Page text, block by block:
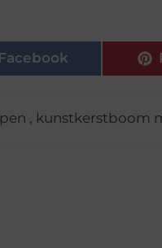
Facebook
, kunstkerstboom